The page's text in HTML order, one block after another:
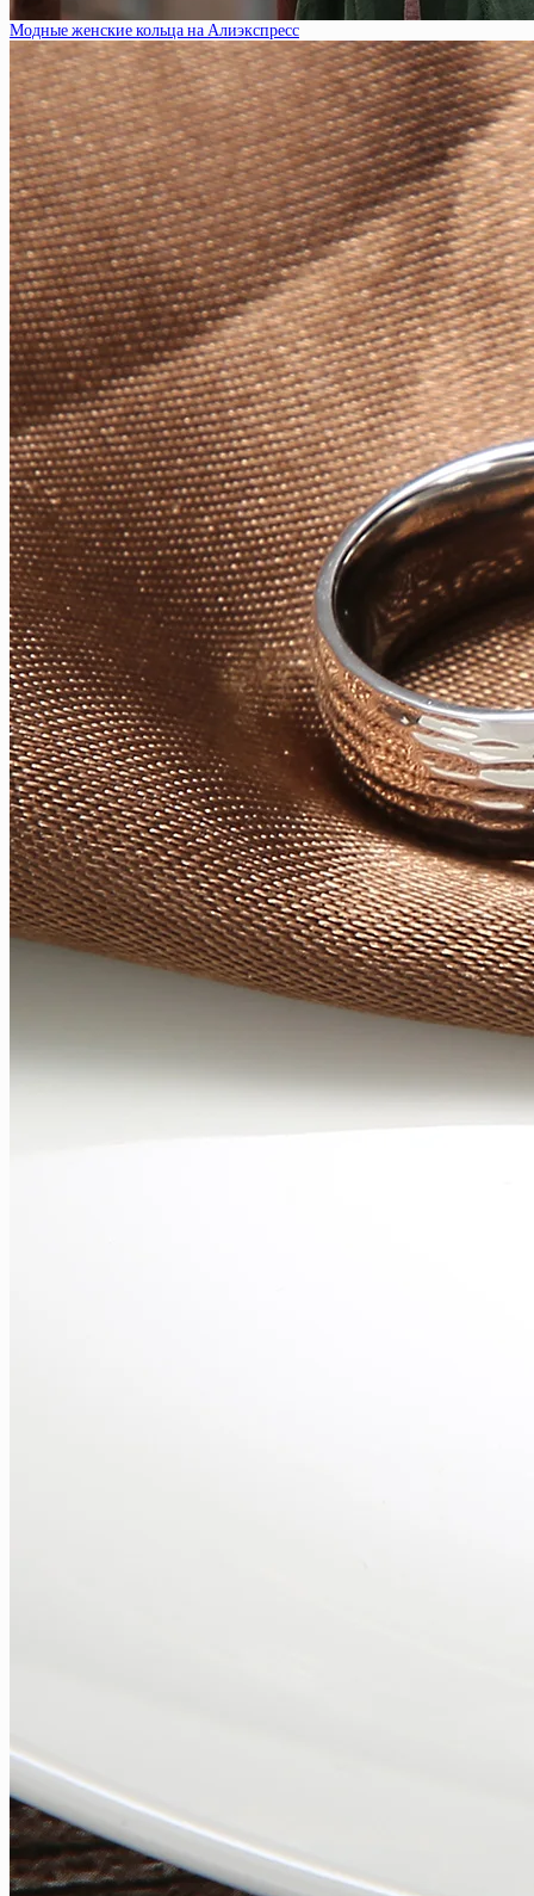
Модные женские кольца на Алиэкспресс